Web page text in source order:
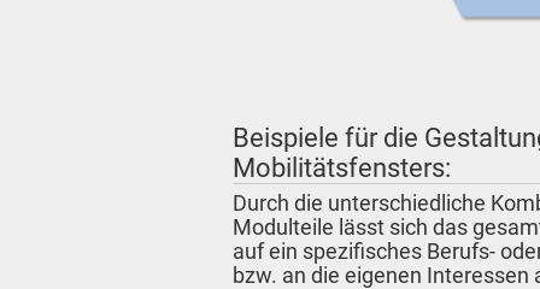
Beispiele für die
Mobilitätsfensters:
Durch die unterschiedliche
Modulteile lässt sich das
auf ein spezifisches Berufs-
bzw. an die eigenen Interessen